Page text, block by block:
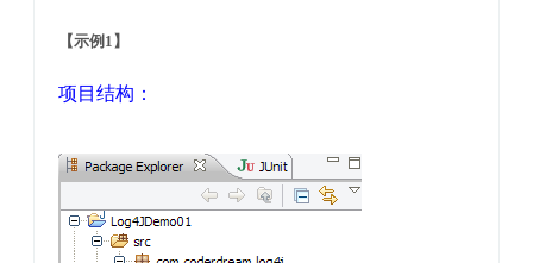
【示例1】
项目结构：